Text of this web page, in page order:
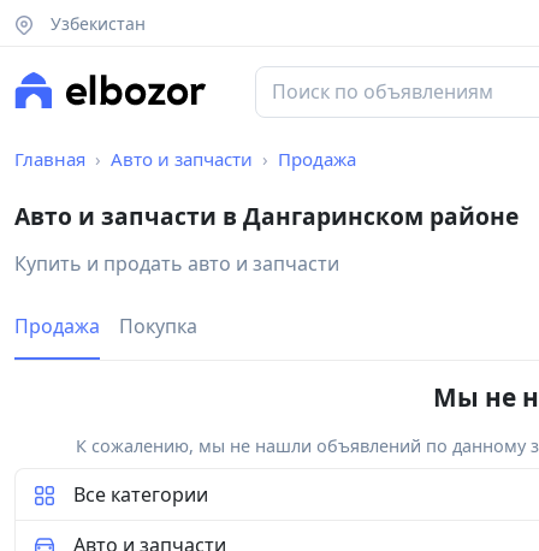
Узбекистан
Главная Авто и запчасти Продажа
Авто и запчасти в Дангаринском районе
Купить и продать авто и запчасти
Продажа Покупка
Мы не
К сожалению, мы не нашли объявлений по данному
Все категории
Авто и запчасти